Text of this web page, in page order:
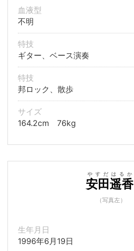
血液型
不明
特技
ギター、ベース演奏
特技
邦ロック、散歩
サイズ
164.2cm 76kg
安田
やすだ
遥香
はるか
（写真左）
生年月日
1996年6月19日